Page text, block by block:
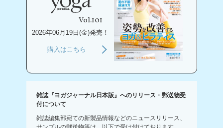
Vol.101
2026年06月19日(金)発売！
購入はこちら
雑誌『ヨガジャーナル日本版』へのリリース・郵送物受
付について
雑誌編集部宛ての新製品情報などのニュースリリース、